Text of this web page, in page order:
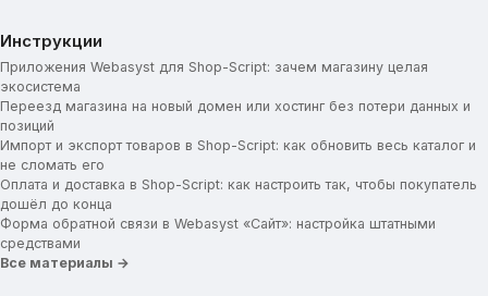
Инструкции
Приложения Webasyst для Shop-Script: зачем магазину целая
экосистема
Переезд магазина на новый домен или хостинг без потери данных и
позиций
Импорт и экспорт товаров в Shop-Script: как обновить весь каталог и
не сломать его
Оплата и доставка в Shop-Script: как настроить так, чтобы покупатель
дошёл до конца
Форма обратной связи в Webasyst «Сайт»: настройка штатными
средствами
Все материалы →